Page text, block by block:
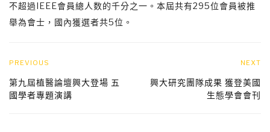
不超過IEEE會員總人数的千分之一。本屆共有295位會員被推
舉為會士，國內獲選者共5位。
PREVIOUS
第九屆植醫論壇興大登場 五
國學者專題演講
NEXT
興大研究團隊成果 獲登美國
生態學會會刊